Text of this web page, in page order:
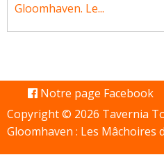
Gloomhaven. Le...
Notre page Facebook
Copyright © 2026 Tavernia
Gloomhaven : Les Mâchoires